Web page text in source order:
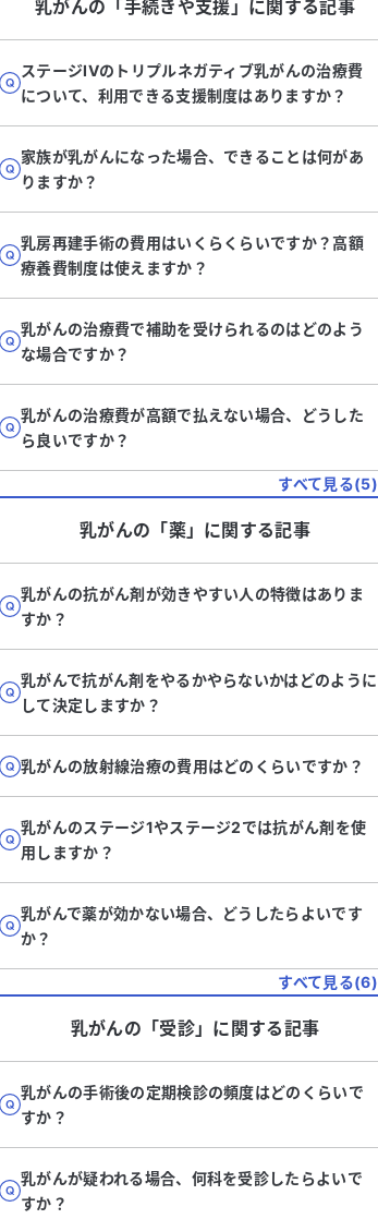
乳がんの「手続きや支援 」に関する記事
ステージIVのトリプルネガティブ乳がんの治療費
について、利用できる支援制度はありますか？
家族が乳がんになった場合、できることは何があ
りますか？
乳房再建手術の費用はいくらくらいですか？高額
療養費制度は使えますか？
乳がんの治療費で補助を受けられるのはどのよう
な場合ですか？
乳がんの治療費が高額で払えない場合、どうした
ら良いですか？
すべて見る(5)
乳がんの「薬」に関する記事
乳がんの抗がん剤が効きやすい人の特徴はありま
すか？
乳がんで抗がん剤をやるかやらないかはどのように
して決定しますか？
乳がんの放射線治療の費用はどのくらいですか？
乳がんのステージ1やステージ2では抗がん剤を使
用しますか？
乳がんで薬が効かない場合、どうしたらよいです
か？
すべて見る(6)
乳がんの「受診」に関する記事
乳がんの手術後の定期検診の頻度はどのくらいで
すか？
乳がんが疑われる場合、何科を受診したらよいで
すか？